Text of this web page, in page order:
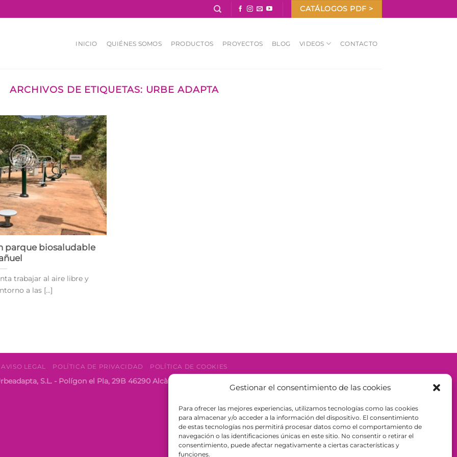
Gestionar el consentimiento de las cookies
Para ofrecer las mejores experiencias, utilizamos tecnologías como las cookies
para almacenar y/o acceder a la información del dispositivo. El consentimiento
de estas tecnologías nos permitirá procesar datos como el comportamiento de
navegación o las identificaciones únicas en este sitio. No consentir o retirar el
consentimiento, puede afectar negativamente a ciertas características y
funciones.
CATÁLOGOS PDF >
INICIO QUIÉNES SOMOS PRODUCTOS PROYECTOS BLOG VIDEOS CONTACTO
ARCHIVOS DE ETIQUETAS: URBE ADAPTA
parque biosaludable
trabajar al aire libre y
a las [...]
AVISO LEGAL POLÍTICA DE PRIVACIDAD POLÍTICA DE COOKIES
S.L. - Polígon el Pla, 29B 46290 Alcàsser, Valencia – ESPAÑA - B98943723